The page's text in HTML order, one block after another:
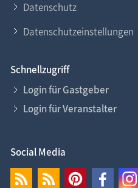
Datenschutz
Datenschutzeinstellungen
Schnellzugriff
Login für Gastgeber
Login für Veranstalter
Social Media